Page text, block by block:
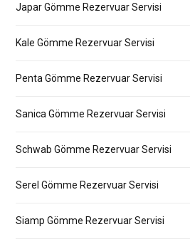
Japar Gömme Rezervuar Servisi
Kale Gömme Rezervuar Servisi
Penta Gömme Rezervuar Servisi
Sanica Gömme Rezervuar Servisi
Schwab Gömme Rezervuar Servisi
Serel Gömme Rezervuar Servisi
Siamp Gömme Rezervuar Servisi